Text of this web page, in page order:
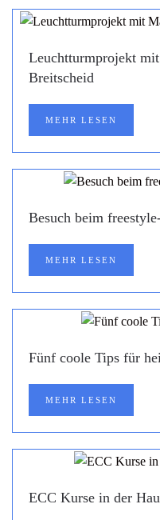
Leuchtturmprojekt
Breitscheid
MEHR LESEN
Besuch beim
MEHR LESEN
Fünf coole Tips für
MEHR LESEN
ECC Kurse in der